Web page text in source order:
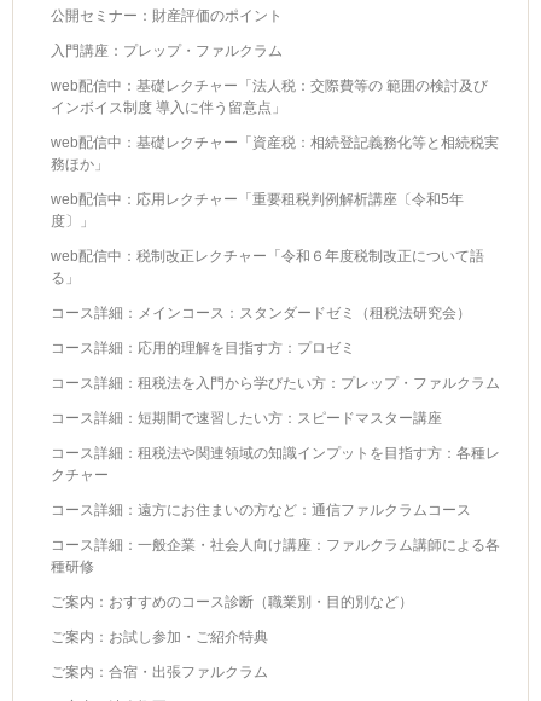
公開セミナー：財産評価のポイント
入門講座：プレップ・ファルクラム
web配信中：基礎レクチャー「法人税：交際費等の 範囲の検討及び
インボイス制度 導入に伴う留意点」
web配信中：基礎レクチャー「資産税：相続登記義務化等と相続税実
務ほか」
web配信中：応用レクチャー「重要租税判例解析講座〔令和5年
度〕」
web配信中：税制改正レクチャー「令和６年度税制改正について語
る」
コース詳細：メインコース：スタンダードゼミ（租税法研究会）
コース詳細：応用的理解を目指す方：プロゼミ
コース詳細：租税法を入門から学びたい方：プレップ・ファルクラム
コース詳細：短期間で速習したい方：スピードマスター講座
コース詳細：租税法や関連領域の知識インプットを目指す方：各種レ
クチャー
コース詳細：遠方にお住まいの方など：通信ファルクラムコース
コース詳細：一般企業・社会人向け講座：ファルクラム講師による各
種研修
ご案内：おすすめのコース診断（職業別・目的別など）
ご案内：お試し参加・ご紹介特典
ご案内：合宿・出張ファルクラム